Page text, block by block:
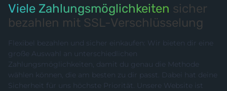
Viele Zahlungsmöglichkeiten sicher
bezahlen mit SSL-Verschlüsselung
Flexibel bezahlen und sicher einkaufen: Wir bieten dir eine
große Auswahl an unterschiedlichen
Zahlungsmöglichkeiten, damit du genau die Methode
wählen können, die am besten zu dir passt. Dabei hat deine
Sicherheit für uns höchste Priorität. Unsere Website ist